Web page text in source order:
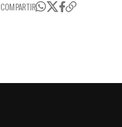
COMPARTIR